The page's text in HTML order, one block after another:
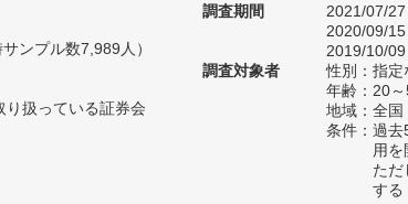
ンプル数7,989人）
り扱っている証券会
調査期間
2021/07/
2020/09/
2019/10/
調査対象者
性別：指定
年齢：20
地域：全国
条件：過去
用
ただ
する